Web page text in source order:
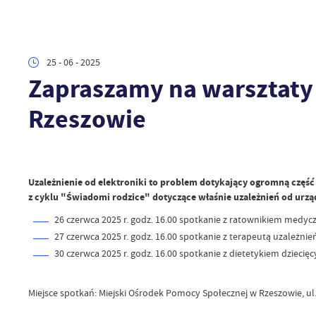
25 - 06 - 2025
Zapraszamy na
Rzeszowie
Uzależnienie od elektroniki to problem dotykający ogromną
z cyklu "Świadomi rodzice" dotyczące właśnie uzależnień od
26 czerwca 2025 r. godz. 16.00 spotkanie z ratownikiem
27 czerwca 2025 r. godz. 16.00 spotkanie z terapeutą
30 czerwca 2025 r. godz. 16.00 spotkanie z dietetykiem
Miejsce spotkań: Miejski Ośrodek Pomocy Społecznej w Rzeszowie,